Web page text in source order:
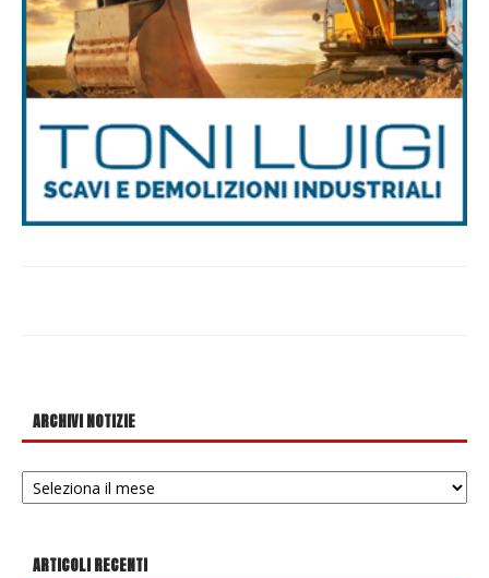
ARCHIVI NOTIZIE
Archivi
notizie
ARTICOLI RECENTI